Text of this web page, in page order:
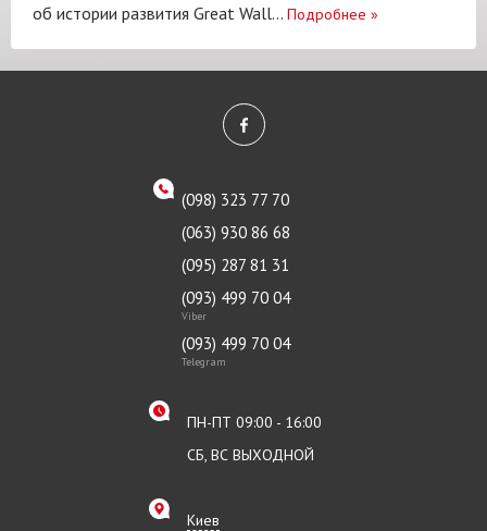
об истории развития Great Wall... Подробнее »
(098) 323 77 70
(063) 930 86 68
(095) 287 81 31
(093) 499 70 04
Viber
(093) 499 70 04
Telegram
ПН-ПТ 09:00 - 16:00
СБ, ВС ВЫХОДНОЙ
Киев